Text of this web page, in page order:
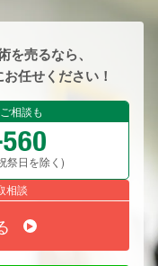
売るなら、
任せください！
相談も
祭日を除く)
相談